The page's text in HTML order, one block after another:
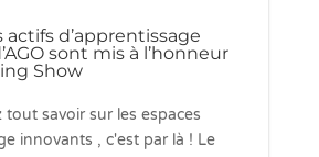
actifs d’apprentissage
sont mis à l’honneur
Show
tout savoir sur les espaces
innovants , c'est par là ! Le